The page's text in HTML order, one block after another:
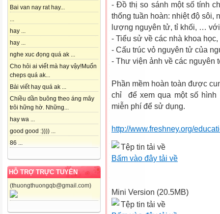
Bai van nay rat hay...
...
hay ...
hay ...
nghe xuc đọng quá ak ...
Cho hỏi ai viết mà hay vậy!Muốn
cheps quá ak...
Bài viết hay quá ak ...
Chiều dần buông theo áng mây
trôi hững hờ. Những...
hay wa ...
good good :)))) ...
86 ...
HỖ TRỢ TRỰC TUYẾN
(thuongthuongqb@gmail.com)
- Đồ thị so sánh một số tính
thống tuần hoàn: nhiệt độ sôi,
lượng nguyên tử, tỉ khối, …
- Tiểu sử về các nhà khoa
- Cấu trúc vỏ nguyên tử của
- Thư viện ảnh về các nguyên
Phần mềm hoàn toàn được
chỉ để xem qua một số hình
miễn phí để sử dụng.
http://www.freshney.org/
Tệp tin tải về
Bấm vào đây tải về
Mini Version (20.5MB)
Tệp tin tải về